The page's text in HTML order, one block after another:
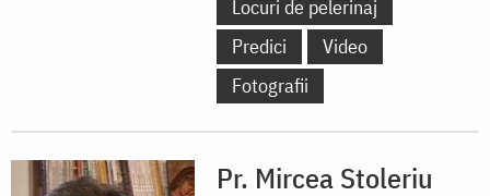
Locuri de pelerinaj
Predici
Video
Fotografii
Pr. Mircea Stoleriu